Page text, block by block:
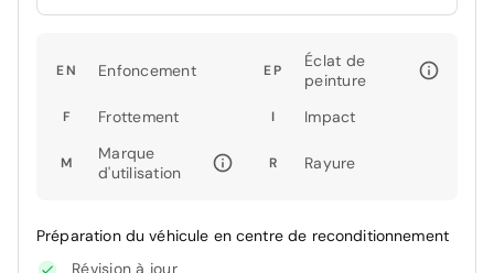
EN Enfoncement EP
Éclat de
peinture
F Frottement I Impact
M
Marque
d'utilisation
R Rayure
Préparation du véhicule en centre de reconditionnement
Révision à jour